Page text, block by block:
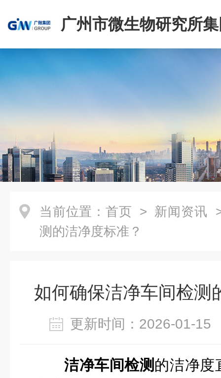
广州市微生物研究所
有限公司
当前位置： 首页 > 新闻资讯
测的洁净度标准？
如何确保洁净车间检测
更新时间：2026-01-
洁净车间检测 的洁净度